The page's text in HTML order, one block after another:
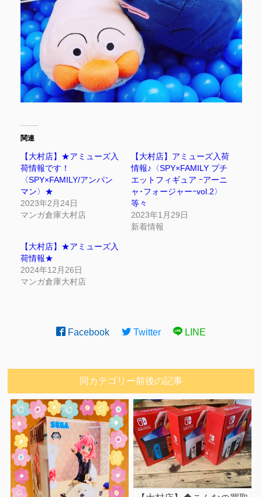
関連
【大村店】★アミューズ入
荷情報です！
〈SPY×FAMILY/アンパン
マン〉★
2023年2月24日
マンガ倉庫大村店
【大村店】アミューズ入荷
情報♪〈SPY×FAMILY プチ
エットフィギュア ｰアーニ
ャ･フォージャーｰvol.2〉
等々
2023年1月29日
新着情報
【大村店】★アミューズ入
荷情報★
2024年12月26日
マンガ倉庫大村店
Facebook Twitter LINE
同カテゴリー前後の記事